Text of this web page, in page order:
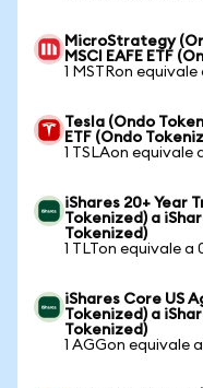
MicroStrategy
MSCI EAFE ETF
1 MSTRon
Tesla (Ondo
ETF (Ondo
1 TSLAon equivale
iShares 20+ Year
Tokenized) a
Tokenized)
1 TLTon equivale a
iShares Core US
Tokenized) a
Tokenized)
1 AGGon equivale